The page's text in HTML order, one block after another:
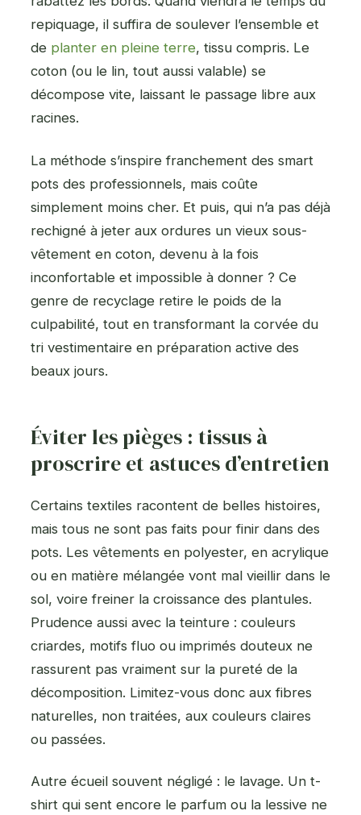
repiquage, il suffira de soulever l’ensemble et
de planter en pleine terre, tissu compris. Le
coton (ou le lin, tout aussi valable) se
décompose vite, laissant le passage libre aux
racines.
La méthode s’inspire franchement des smart
pots des professionnels, mais coûte
simplement moins cher. Et puis, qui n’a pas déjà
rechigné à jeter aux ordures un vieux sous-
vêtement en coton, devenu à la fois
inconfortable et impossible à donner ? Ce
genre de recyclage retire le poids de la
culpabilité, tout en transformant la corvée du
tri vestimentaire en préparation active des
beaux jours.
Éviter les pièges : tissus à
proscrire et astuces d’entretien
Certains textiles racontent de belles histoires,
mais tous ne sont pas faits pour finir dans des
pots. Les vêtements en polyester, en acrylique
ou en matière mélangée vont mal vieillir dans le
sol, voire freiner la croissance des plantules.
Prudence aussi avec la teinture : couleurs
criardes, motifs fluo ou imprimés douteux ne
rassurent pas vraiment sur la pureté de la
décomposition. Limitez-vous donc aux fibres
naturelles, non traitées, aux couleurs claires
ou passées.
Autre écueil souvent négligé : le lavage. Un t-
shirt qui sent encore le parfum ou la lessive ne